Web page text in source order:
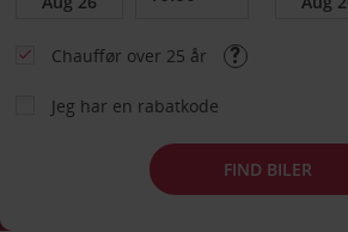
Chauffør over 25 år
Jeg har en rabatkode
FIND BILER